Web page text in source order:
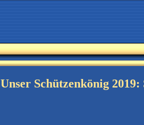
Unser Schützenkönig 2019: